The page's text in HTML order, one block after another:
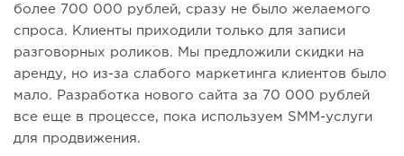
более 700 000 рублей, сразу не было желаемого
спроса. Клиенты приходили только для записи
разговорных роликов. Мы предложили скидки на
аренду, но из-за слабого маркетинга клиентов было
мало. Разработка нового сайта за 70 000 рублей
все еще в процессе, пока используем SMM-услуги
для продвижения.